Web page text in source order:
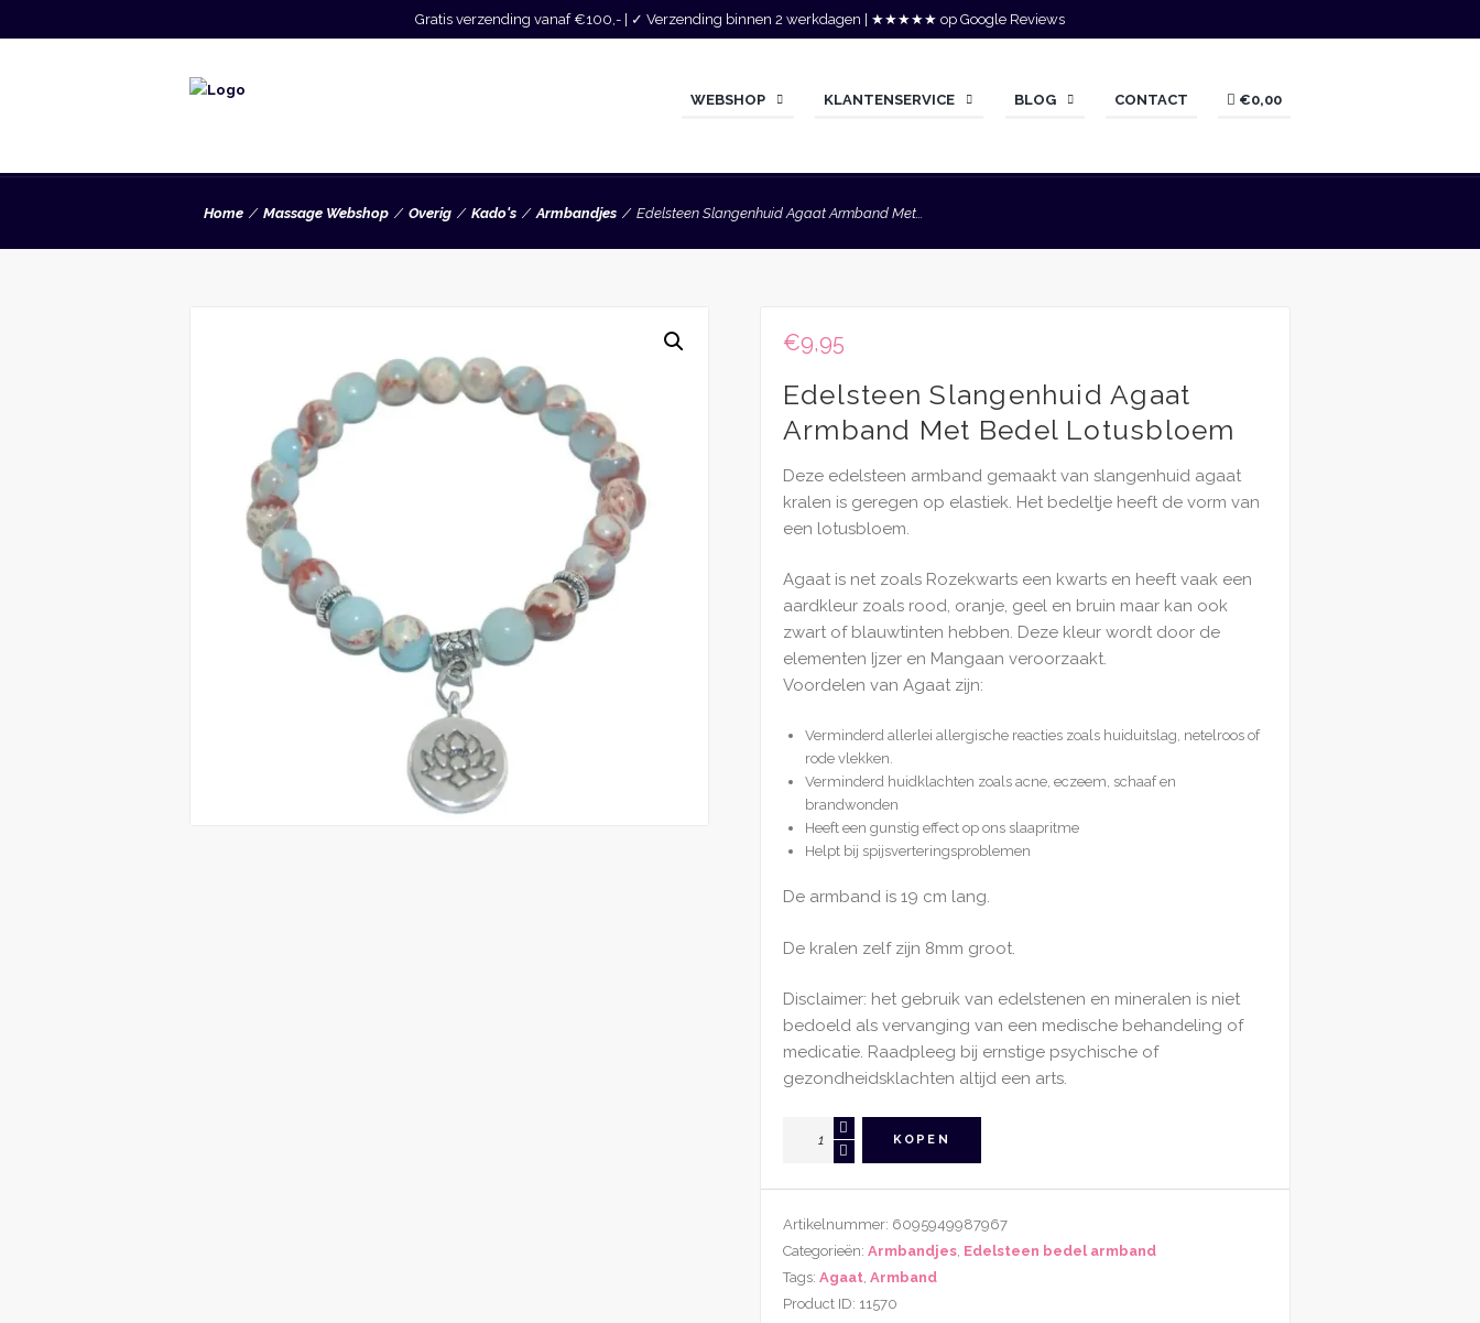
Gratis verzending vanaf €100,- | ✓ Verzending binnen 2 werkdagen | ★★★★★ op Google Reviews
WEBSHOP KLANTENSERVICE BLOG CONTACT €0,00
Home Massage Webshop Overig Kado's Armbandjes Edelsteen Slangenhuid Agaat Armband Met...
€9,95
Edelsteen Slangenhuid Agaat
Armband Met Bedel Lotusbloem
Deze edelsteen armband gemaakt van slangenhuid agaat
kralen is geregen op elastiek. Het bedeltje heeft de vorm van
een lotusbloem.
Agaat is net zoals Rozekwarts een kwarts en heeft vaak een
aardkleur zoals rood, oranje, geel en bruin maar kan ook
zwart of blauwtinten hebben. Deze kleur wordt door de
elementen Ijzer en Mangaan veroorzaakt.
Voordelen van Agaat zijn:
Verminderd allerlei allergische reacties zoals huiduitslag, netelroos of
rode vlekken.
Verminderd huidklachten zoals acne, eczeem, schaaf en
brandwonden
Heeft een gunstig effect op ons slaapritme
Helpt bij spijsverteringsproblemen
De armband is 19 cm lang.
De kralen zelf zijn 8mm groot.
Disclaimer: het gebruik van edelstenen en mineralen is niet
bedoeld als vervanging van een medische behandeling of
medicatie. Raadpleeg bij ernstige psychische of
gezondheidsklachten altijd een arts.
Edelsteen
Slangenhuid
Met
Lotusbloem
Bedel
aantal
KOPEN
Artikelnummer: 6095949987967
Categorieën: Armbandjes Edelsteen bedel armband
Tags: Agaat Armband
Product ID: 11570